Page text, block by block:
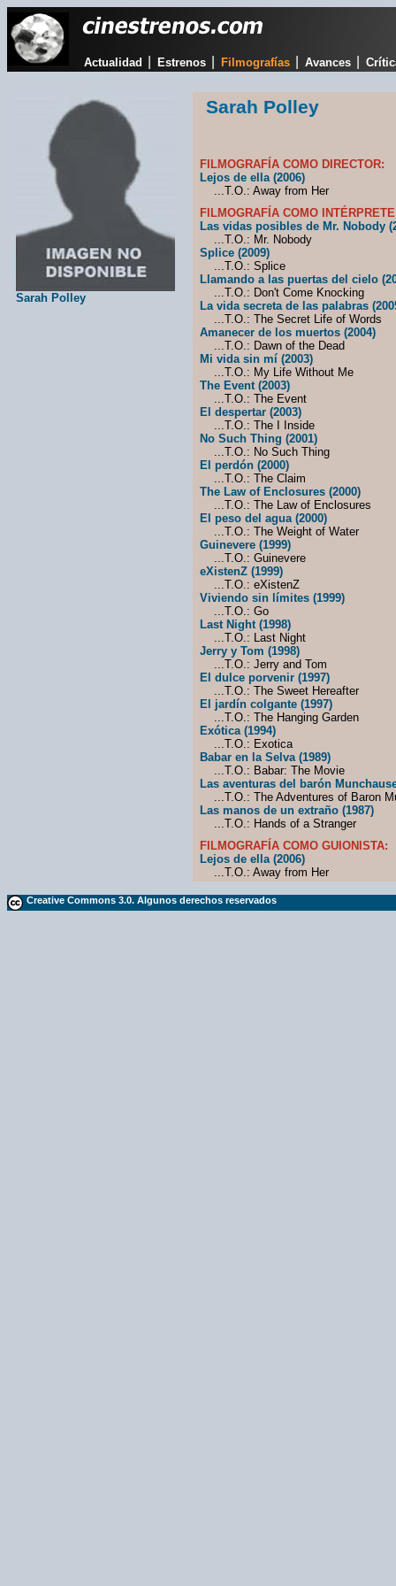
Actualidad Estrenos Filmografías Avances
Sarah Polley
Sarah Polley
FILMOGRAFÍA COMO DIRECTOR:
Lejos de ella (2006)
...T.O.: Away from Her
FILMOGRAFÍA COMO
Las vidas posibles de Mr. Nobody
...T.O.: Mr. Nobody
Splice (2009)
...T.O.: Splice
Llamando a las puertas del cielo
...T.O.: Don't Come Knocking
La vida secreta de las palabras
...T.O.: The Secret Life of Words
Amanecer de los muertos (2004)
...T.O.: Dawn of the Dead
Mi vida sin mí (2003)
...T.O.: My Life Without Me
The Event (2003)
...T.O.: The Event
El despertar (2003)
...T.O.: The I Inside
No Such Thing (2001)
...T.O.: No Such Thing
El perdón (2000)
...T.O.: The Claim
The Law of Enclosures (2000)
...T.O.: The Law of Enclosures
El peso del agua (2000)
...T.O.: The Weight of Water
Guinevere (1999)
...T.O.: Guinevere
eXistenZ (1999)
...T.O.: eXistenZ
Viviendo sin límites (1999)
...T.O.: Go
Last Night (1998)
...T.O.: Last Night
Jerry y Tom (1998)
...T.O.: Jerry and Tom
El dulce porvenir (1997)
...T.O.: The Sweet Hereafter
El jardín colgante (1997)
...T.O.: The Hanging Garden
Exótica (1994)
...T.O.: Exotica
Babar en la Selva (1989)
...T.O.: Babar: The Movie
Las aventuras del barón
...T.O.: The Adventures of Baron
Las manos de un extraño (1987)
...T.O.: Hands of a Stranger
FILMOGRAFÍA COMO GUIONISTA:
Lejos de ella (2006)
...T.O.: Away from Her
Creative Commons 3.0. Algunos derechos reservados